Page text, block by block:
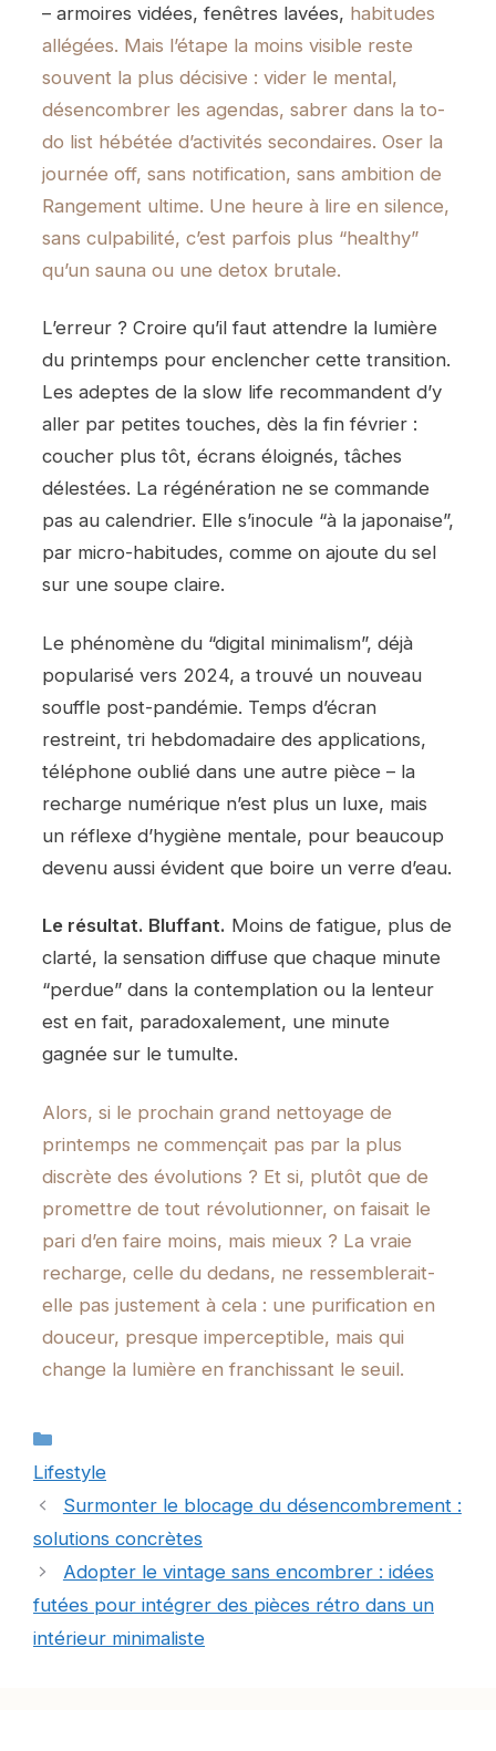
– armoires vidées, fenêtres lavées, habitudes
allégées. Mais l’étape la moins visible reste
souvent la plus décisive : vider le mental,
désencombrer les agendas, sabrer dans la to-
do list hébétée d’activités secondaires. Oser la
journée off, sans notification, sans ambition de
Rangement ultime. Une heure à lire en silence,
sans culpabilité, c’est parfois plus “healthy”
qu’un sauna ou une detox brutale.
L’erreur ? Croire qu’il faut attendre la lumière
du printemps pour enclencher cette transition.
Les adeptes de la slow life recommandent d’y
aller par petites touches, dès la fin février :
coucher plus tôt, écrans éloignés, tâches
délestées. La régénération ne se commande
pas au calendrier. Elle s’inocule “à la japonaise”,
par micro-habitudes, comme on ajoute du sel
sur une soupe claire.
Le phénomène du “digital minimalism”, déjà
popularisé vers 2024, a trouvé un nouveau
souffle post-pandémie. Temps d’écran
restreint, tri hebdomadaire des applications,
téléphone oublié dans une autre pièce – la
recharge numérique n’est plus un luxe, mais
un réflexe d’hygiène mentale, pour beaucoup
devenu aussi évident que boire un verre d’eau.
Le résultat. Bluffant. Moins de fatigue, plus de
clarté, la sensation diffuse que chaque minute
“perdue” dans la contemplation ou la lenteur
est en fait, paradoxalement, une minute
gagnée sur le tumulte.
Alors, si le prochain grand nettoyage de
printemps ne commençait pas par la plus
discrète des évolutions ? Et si, plutôt que de
promettre de tout révolutionner, on faisait le
pari d’en faire moins, mais mieux ? La vraie
recharge, celle du dedans, ne ressemblerait-
elle pas justement à cela : une purification en
douceur, presque imperceptible, mais qui
change la lumière en franchissant le seuil.
Lifestyle
Surmonter le blocage du désencombrement :
solutions concrètes
Adopter le vintage sans encombrer : idées
futées pour intégrer des pièces rétro dans un
intérieur minimaliste